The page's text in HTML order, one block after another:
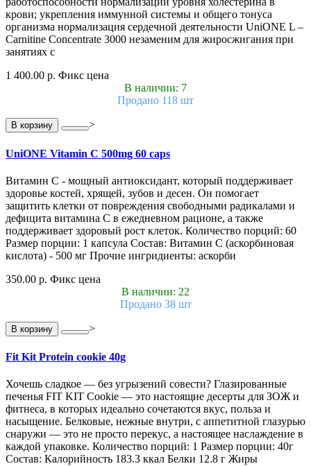
крови; укрепления иммунной системы и общего тонуса
организма нормализация сердечной деятельности UniONE L –
Carnitine Concentrate 3000 незаменим для жиросжигания при
занятиях с
1 400.00 р. Фикс цена
В наличии: 7
Продано 118 шт
В корзину >
UniONE Vitamin С 500mg 60 caps
Витамин С - мощный антиоксидант, который поддерживает
здоровье костей, хрящей, зубов и десен. Он помогает
защитить клетки от повреждения свободными радикалами и
дефицита витамина С в ежедневном рационе, а также
поддерживает здоровый рост клеток. Количество порций: 60
Размер порции: 1 капсула Состав: Витамин С (аскорбиновая
кислота) - 500 мг Прочие ингридиенты: аскорби
350.00 р. Фикс цена
В наличии: 22
Продано 38 шт
В корзину >
Fit Kit Protein cookie 40g
Хочешь сладкое — без угрызений совести? Глазированные
печенья FIT KIT Cookie — это настоящие десерты для ЗОЖ и
фитнеса, в которых идеально сочетаются вкус, польза и
насыщение. Белковые, нежные внутри, с аппетитной глазурью
снаружи — это не просто перекус, а настоящее наслаждение в
каждой упаковке. Количество порций: 1 Размер порции: 40г
Состав: Калорийность 183.3 ккал Белки 12.8 г Жиры